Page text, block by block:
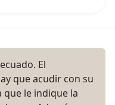
El
que acudir con su
le indique la